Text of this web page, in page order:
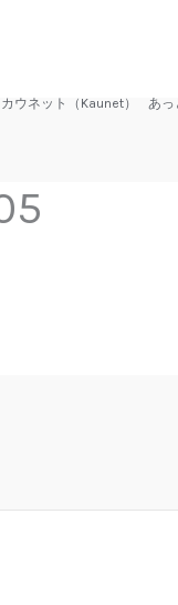
カウネット（Kaunet） あっ